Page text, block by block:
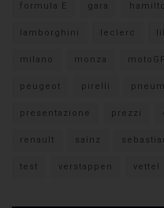
formula E gara
lamborghini leclerc
milano monza
peugeot pirelli
presentazione prezzi
renault sainz
test verstappen vettel